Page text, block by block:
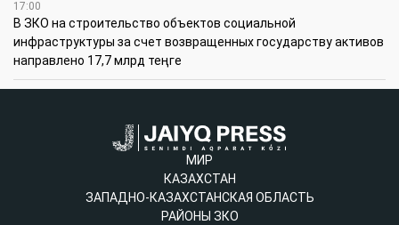
17:00
В ЗКО на строительство объектов социальной
инфраструктуры за счет возвращенных государству активов
направлено 17,7 млрд теңге
МИР
КАЗАХСТАН
ЗАПАДНО-КАЗАХСТАНСКАЯ ОБЛАСТЬ
РАЙОНЫ ЗКО